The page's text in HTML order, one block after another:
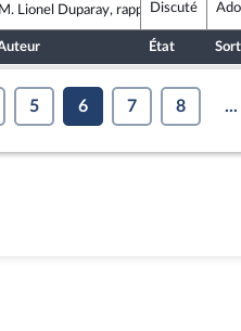
M. Lionel Duparay, rapporteur
Discuté
État Sort
5 6 7 8 ...